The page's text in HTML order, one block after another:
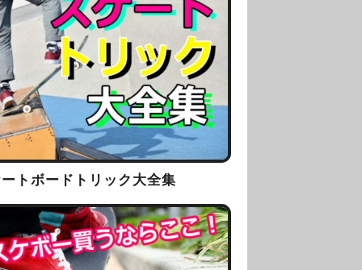
トボードトリック大全集